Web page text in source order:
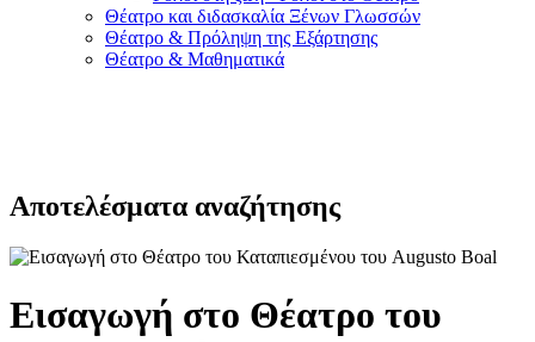
Θέατρο και διδασκαλία Ξένων Γλωσσών
Θέατρο & Πρόληψη της Εξάρτησης
Θέατρο & Μαθηματικά
Αποτελέσματα αναζήτησης
Εισαγωγή στο Θέατρο του